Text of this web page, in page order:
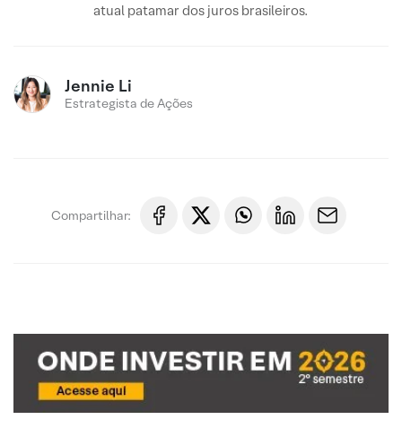
atual patamar dos juros brasileiros.
Jennie Li
Estrategista de Ações
Compartilhar: